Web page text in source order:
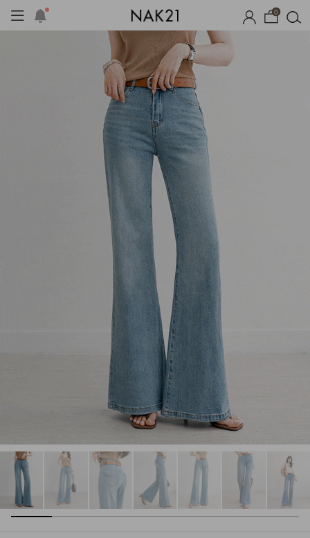
0
장마템 기획전 오늘출발